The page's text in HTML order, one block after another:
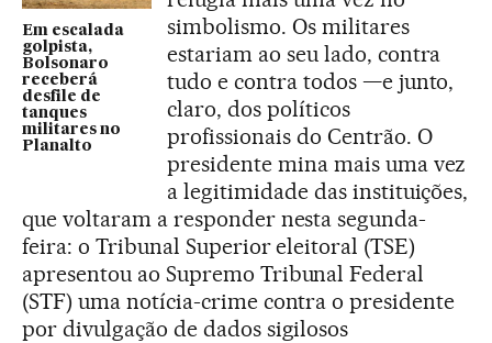
Em escalada
golpista,
Bolsonaro
receberá
desfile de
tanques
militares no
Planalto
simbolismo. Os militares
estariam ao seu lado, contra
tudo e contra todos —e junto,
claro, dos políticos
profissionais do Centrão. O
presidente mina mais uma vez
a legitimidade das instituições,
que voltaram a responder nesta segunda-
feira: o Tribunal Superior eleitoral (TSE)
apresentou ao Supremo Tribunal Federal
(STF) uma notícia-crime contra o presidente
por divulgação de dados sigilosos